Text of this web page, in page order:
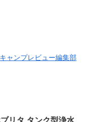
ャンプレビュー編集部
リタ タンク型浄水